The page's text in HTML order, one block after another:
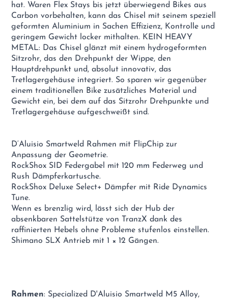
hat. Waren Flex Stays bis jetzt überwiegend Bikes aus
Carbon vorbehalten, kann das Chisel mit seinem speziell
geformten Aluminium in Sachen Effizienz, Kontrolle und
geringem Gewicht locker mithalten. KEIN HEAVY
METAL: Das Chisel glänzt mit einem hydrogeformten
Sitzrohr, das den Drehpunkt der Wippe, den
Hauptdrehpunkt und, absolut innovativ, das
Tretlagergehäuse integriert. So sparen wir gegenüber
einem traditionellen Bike zusätzliches Material und
Gewicht ein, bei dem auf das Sitzrohr Drehpunkte und
Tretlagergehäuse aufgeschweißt sind.
D‘Aluisio Smartweld Rahmen mit FlipChip zur
Anpassung der Geometrie.
RockShox SID Federgabel mit 120 mm Federweg und
Rush Dämpferkartusche.
RockShox Deluxe Select+ Dämpfer mit Ride Dynamics
Tune.
Wenn es brenzlig wird, lässt sich der Hub der
absenkbaren Sattelstütze von TranzX dank des
raffinierten Hebels ohne Probleme stufenlos einstellen.
Shimano SLX Antrieb mit 1 × 12 Gängen.
Rahmen: Specialized D'Aluisio Smartweld M5 Alloy,